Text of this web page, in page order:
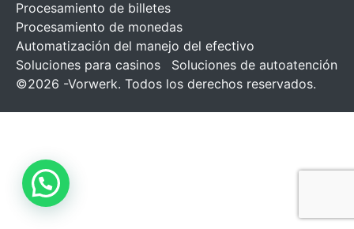
Procesamiento de billetes
Procesamiento de monedas
Automatización del manejo del efectivo
Soluciones para casinos
Soluciones de autoatención
©2026 -Vorwerk. Todos los derechos reservados.